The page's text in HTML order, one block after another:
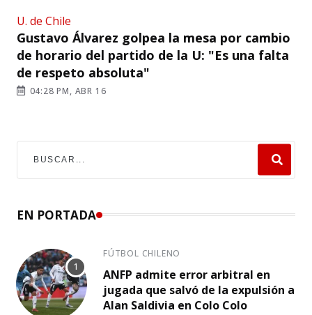
U. de Chile
Gustavo Álvarez golpea la mesa por cambio
de horario del partido de la U: "Es una falta
de respeto absoluta"
04:28 PM, ABR 16
EN PORTADA
FÚTBOL CHILENO
ANFP admite error arbitral en
jugada que salvó de la expulsión a
Alan Saldivia en Colo Colo